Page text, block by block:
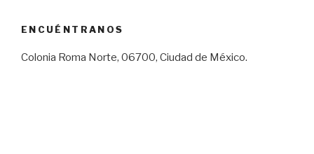
ENCUÉNTRANOS
Colonia Roma Norte, 06700, Ciudad de México.